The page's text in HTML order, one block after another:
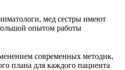
мед сестры имеют
опытом работы
современных методик,
плана для каждого пациента